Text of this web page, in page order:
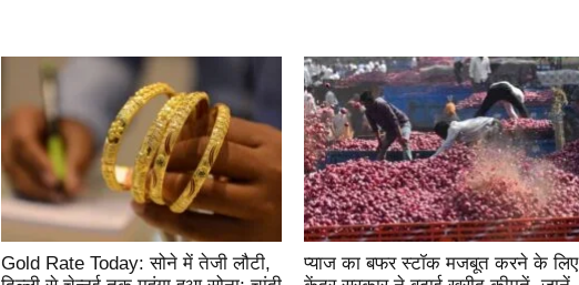
Gold Rate Today: सोने में तेजी लौटी,
प्याज का बफर स्टॉक मजबूत करने के लिए